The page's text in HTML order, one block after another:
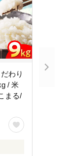
わり
/ 米
まる/